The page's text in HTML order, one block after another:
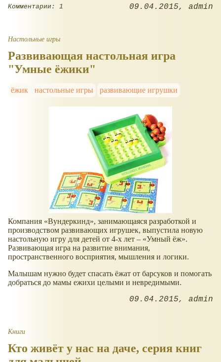
Комментарии: 1 09.04.2015 admin
Настольные игры
Развивающая настольная игра
"Умные ёжики"
ёжик настольные игры развивающие игрушки
Компания «Вундеркинд», занимающаяся разработкой и
производством развивающих игрушек, выпустила новую
настольную игру для детей от 4-х лет – «Умный ёж».
Развивающая игра на развитие внимания,
пространственного восприятия, мышления и логики.
Малышам нужно будет спасать ёжат от барсуков и помогать
добраться до мамы ежихи целыми и невредимыми.
09.04.2015 admin
Книги
Кто живёт у нас на даче, серия книг